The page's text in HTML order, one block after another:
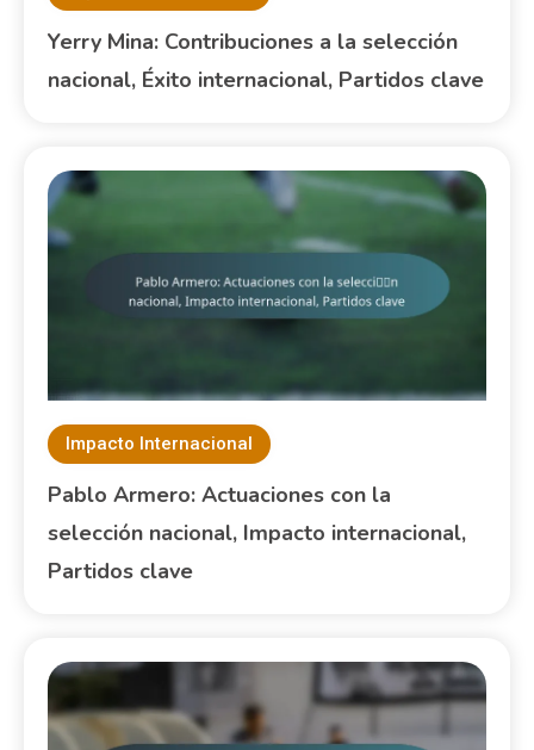
Yerry Mina: Contribuciones a la selección
nacional, Éxito internacional, Partidos clave
Impacto Internacional
Pablo Armero: Actuaciones con la
selección nacional, Impacto internacional,
Partidos clave